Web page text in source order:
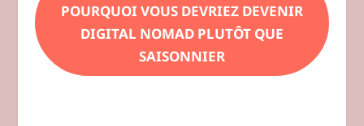
POURQUOI VOUS DEVRIEZ DEVENIR
DIGITAL NOMAD PLUTÔT QUE
SAISONNIER